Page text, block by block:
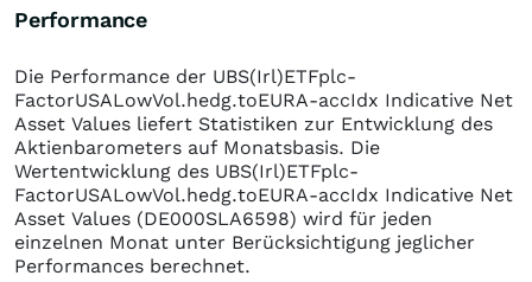
Performance
Die Performance der UBS(Irl)ETFplc-
FactorUSALowVol.hedg.toEURA-accIdx Indicative Net
Asset Values liefert Statistiken zur Entwicklung des
Aktienbarometers auf Monatsbasis. Die
Wertentwicklung des UBS(Irl)ETFplc-
FactorUSALowVol.hedg.toEURA-accIdx Indicative Net
Asset Values (DE000SLA6598) wird für jeden
einzelnen Monat unter Berücksichtigung jeglicher
Performances berechnet.